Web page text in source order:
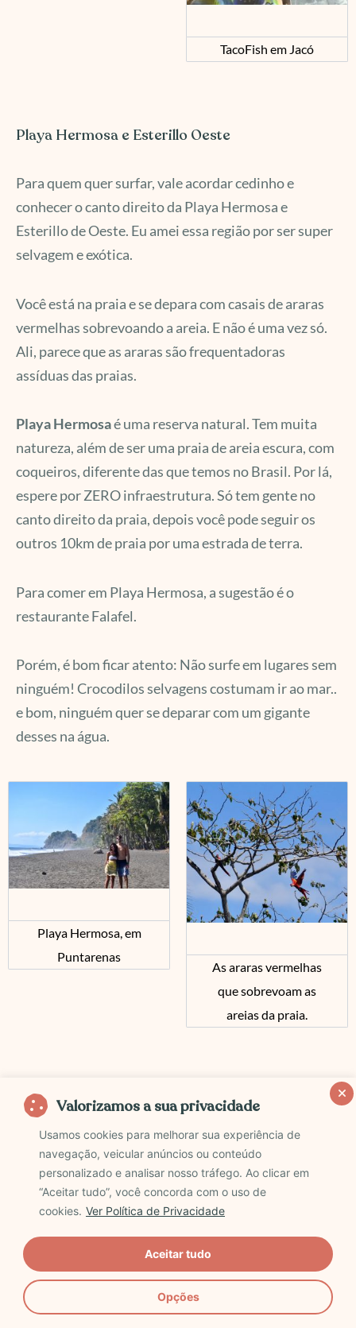
Valorizamos a sua privacidade
Usamos cookies para melhorar sua experiência de
navegação, veicular anúncios ou conteúdo
personalizado e analisar nosso tráfego. Ao clicar em
“Aceitar tudo”, você concorda com o uso de
cookies. Ver Política de Privacidade
Opções
Aceitar tudo
TacoFish em Jacó
Playa Hermosa e Esterillo Oeste
Para quem quer surfar, vale acordar cedinho e
conhecer o canto direito da Playa Hermosa e
Esterillo de Oeste. Eu amei essa região por ser super
selvagem e exótica.
Você está na praia e se depara com casais de araras
vermelhas sobrevoando a areia. E não é uma vez só.
Ali, parece que as araras são frequentadoras
assíduas das praias.
Playa Hermosaé uma reserva natural. Tem muita
natureza, além de ser uma praia de areia escura, com
coqueiros, diferente das que temos no Brasil. Por lá,
espere por ZERO infraestrutura. Só tem gente no
canto direito da praia, depois você pode seguir os
outros 10km de praia por uma estrada de terra.
Para comer em Playa Hermosa, a sugestão é o
restaurante Falafel.
Porém, é bom ficar atento: Não surfe em lugares sem
ninguém! Crocodilos selvagens costumam ir ao mar..
e bom, ninguém quer se deparar com um gigante
desses na água.
Playa Hermosa, em
Puntarenas
As araras vermelhas
que sobrevoam as
areias da praia.
Parque Nacional Manuel Antonio
Eu me arrependi, mas se pudesse ficaria mais um dia
para conhecer o Parque Nacional Manuel Antonio.
Nós queríamos ir, mas acabou ficando um pouco
apertado e tivemos que tirar um dos cartões postais
do país do roteiro. Então, prepare-se e não corra o
mesmo risco.
O Parque Nacional Manuel Antonio fica a 1 hora ao